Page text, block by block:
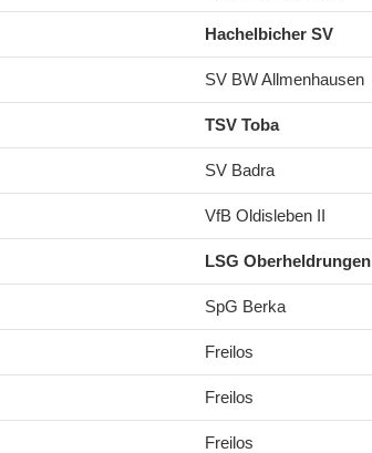
Hachelbicher SV
SV BW Allmenhausen
TSV Toba
SV Badra
VfB Oldisleben II
LSG Oberheldrungen
SpG Berka
Freilos
Freilos
Freilos